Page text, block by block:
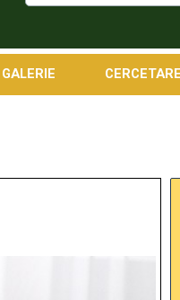
GALERIE CERCETARE